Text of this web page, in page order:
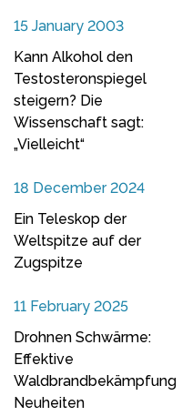
15 January 2003
Kann Alkohol den
Testosteronspiegel
steigern? Die
Wissenschaft sagt:
„Vielleicht“
18 December 2024
Ein Teleskop der
Weltspitze auf der
Zugspitze
11 February 2025
Drohnen Schwärme:
Effektive
Waldbrandbekämpfung
Neuheiten